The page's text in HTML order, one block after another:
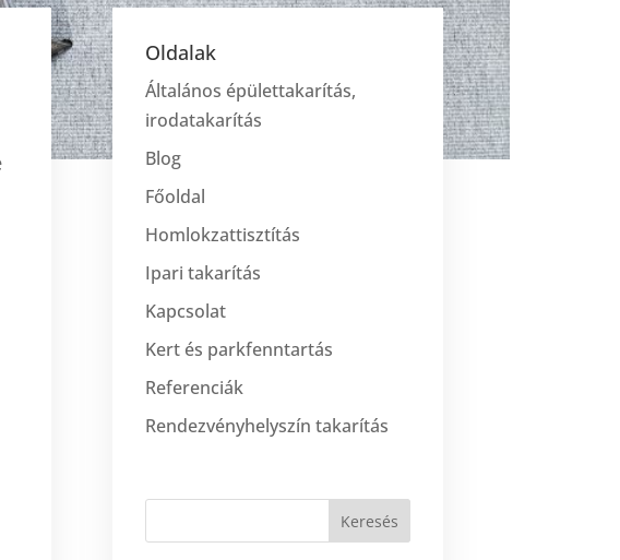
Oldalak
Általános épülettakarítás,
irodatakarítás
Blog
Főoldal
Homlokzattisztítás
Ipari takarítás
Kapcsolat
Kert és parkfenntartás
Referenciák
Rendezvényhelyszín takarítás